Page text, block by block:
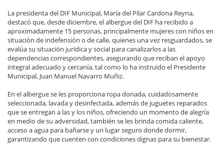
La presidenta del DIF Municipal, María del Pilar Cardona Reyna,
destacó que, desde diciembre, el albergue del DIF ha recibido a
aproximadamente 15 personas, principalmente mujeres con niños en
situación de indefensión o de calle, quienes una vez resguardados, se
evalúa su situación jurídica y social para canalizarlos a las
dependencias correspondientes, asegurando que reciban el apoyo
integral adecuado y cercanía, tal como lo ha instruido el Presidente
Municipal, Juan Manuel Navarro Muñiz.
En el albergue se les proporciona ropa donada, cuidadosamente
seleccionada, lavada y desinfectada, además de juguetes reparados
que se entregan a las y los niños, ofreciendo un momento de alegría
en medio de su adversidad, también se les brinda comida caliente,
acceso a agua para bañarse y un lugar seguro donde dormir,
garantizando que cuenten con condiciones dignas para su bienestar.